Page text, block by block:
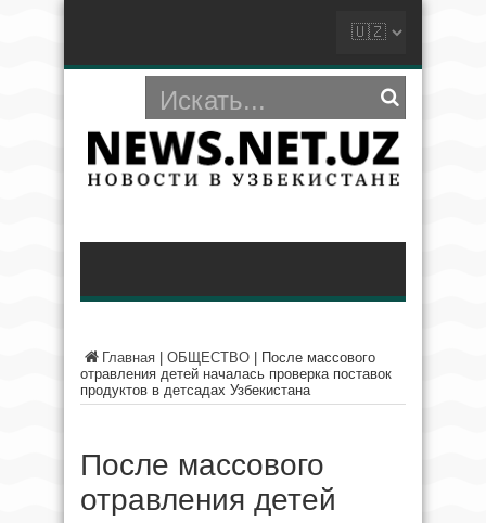
Главная ОБЩЕСТВО
После массового
отравления детей началась проверка поставок
продуктов в детсадах Узбекистана
После массового
отравления детей